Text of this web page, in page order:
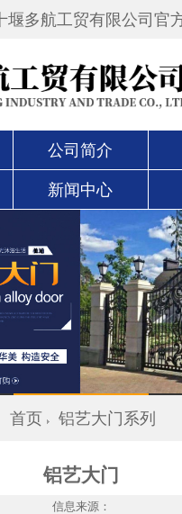
堰多航工贸有限公司官
公司简介
新闻中心
首页 铝艺大门系列
铝艺大门
信息来源：